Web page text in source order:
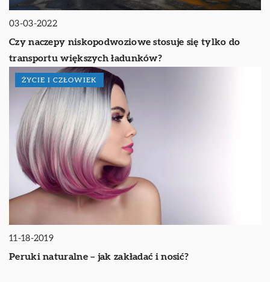
03-03-2022
Czy naczepy niskopodwoziowe stosuje się tylko do
transportu większych ładunków?
ŻYCIE I CZŁOWIEK
11-18-2019
Peruki naturalne – jak zakładać i nosić?